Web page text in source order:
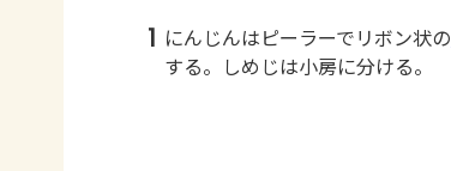
1 にんじんはピーラーでリボン状の
する。しめじは小房に分ける。